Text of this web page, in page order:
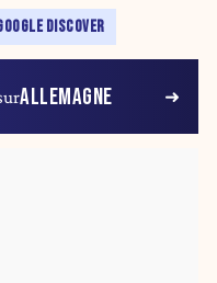
DISCOVER
ALLEMAGNE